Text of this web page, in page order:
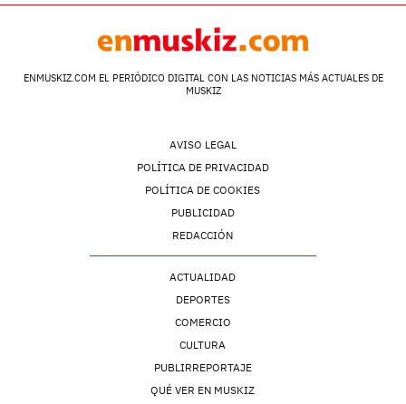
ENMUSKIZ.COM EL PERIÓDICO DIGITAL CON LAS NOTICIAS MÁS ACTUALES DE
MUSKIZ
AVISO LEGAL
POLÍTICA DE PRIVACIDAD
POLÍTICA DE COOKIES
PUBLICIDAD
REDACCIÓN
ACTUALIDAD
DEPORTES
COMERCIO
CULTURA
PUBLIRREPORTAJE
QUÉ VER EN MUSKIZ